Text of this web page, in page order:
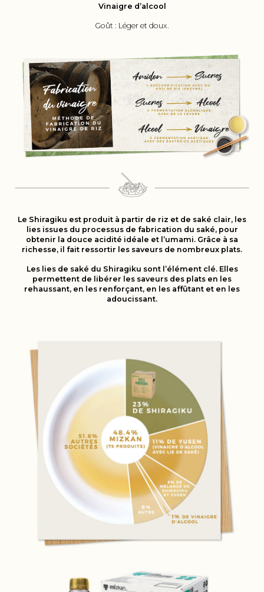
Vinaigre d’alcool
Goût : Léger et doux.
Le Shiragiku est produit à partir de riz et de saké clair, les
lies issues du processus de fabrication du saké, pour
obtenir la douce acidité idéale et l’umami. Grâce à sa
richesse, il fait ressortir les saveurs de nombreux plats.
Les lies de saké du Shiragiku sont l’élément clé. Elles
permettent de libérer les saveurs des plats en les
rehaussant, en les renforçant, en les affûtant et en les
adoucissant.